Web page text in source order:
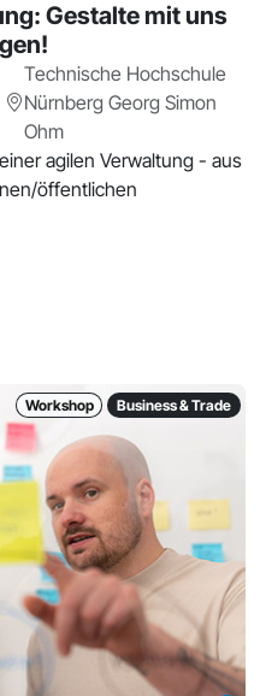
Gestalte mit uns
Technische Hochschule
Nürnberg Georg Simon
Ohm
agilen Verwaltung - aus
öffentlichen
Workshop Business & Trade